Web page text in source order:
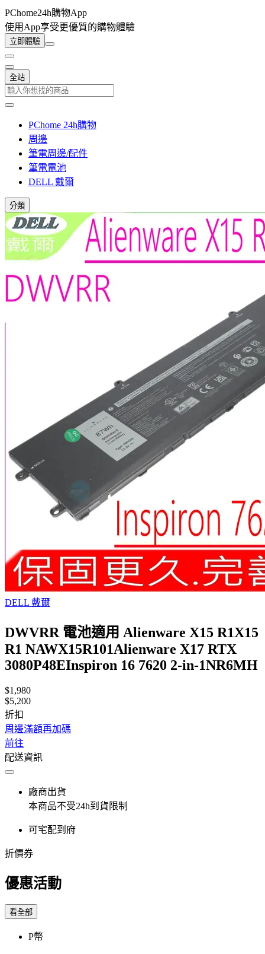
PChome24h購物App
使用App享受更優質的購物體驗
立即體驗
全站
PChome 24h購物
周邊
筆電周邊/配件
筆電電池
DELL 戴爾
分類
DELL 戴爾
DWVRR 電池適用 Alienware X15 R1X15
R1 NAWX15R101Alienware X17 RTX
3080P48EInspiron 16 7620 2-in-1NR6MH
$1,980
$5,200
折扣
周邊滿額再加碼
前往
配送資訊
廠商出貨
本商品不受24h到貨限制
可宅配到府
折價券
優惠活動
看全部
P幣